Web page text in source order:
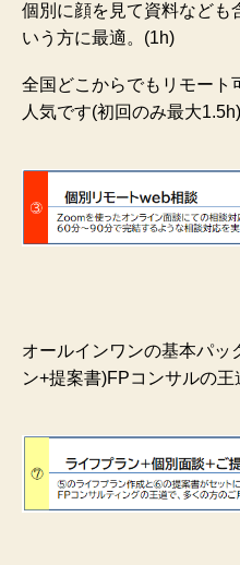
個別に顔を見て資料なども
いう方に最適。(1h)
全国どこからでもリモート
人気です(初回のみ最大1.5h)
オールインワンの基本パッ
ン+提案書)FPコンサルの王